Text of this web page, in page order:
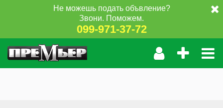
Не можешь подать объвление?
Звони. Поможем.
099-971-37-72